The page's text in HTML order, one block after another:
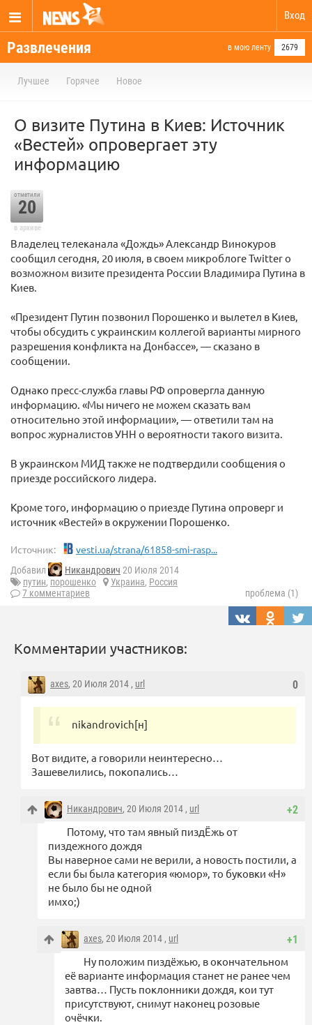
Вход
Развлечения в мою ленту 2679
Лучшее Горячее Новое
О визите Путина в Киев: Источник
«Вестей» опровергает эту
информацию
отметили
20
в архиве
Владелец телеканала «Дождь» Александр Винокуров
сообщил сегодня, 20 июля, в своем микроблоге Twitter о
возможном визите президента России Владимира Путина в
Киев.
«Президент Путин позвонил Порошенко и вылетел в Киев,
чтобы обсудить с украинским коллегой варианты мирного
разрешения конфликта на Донбассе», — сказано в
сообщении.
Однако пресс-служба главы РФ опровергла данную
информацию. «Мы ничего не можем сказать вам
относительно этой информации», — ответили там на
вопрос журналистов УНН о вероятности такого визита.
В украинском МИД также не подтвердили сообщения о
приезде российского лидера.
Кроме того, информацию о приезде Путина опроверг и
источник «Вестей» в окружении Порошенко.
Источник: vesti.ua/strana/61858-smi-rasp...
Добавил Никандрович 20 Июля 2014
путин, порошенко Украина, Россия
7 комментариев
проблема (1)
Комментарии участников:
0
axes, 20 Июля 2014 , url
nikandrovich[н]
Вот видите, а говорили неинтересно…
Зашевелились, покопались…
+2
Никандрович, 20 Июля 2014 , url
Потому, что там явный пиздЁжь от
пиздежного дождя
Вы наверное сами не верили, а новость постили, а
если бы была категория «юмор», то буковки «Н»
не было бы не одной
имхо;)
+1
axes, 20 Июля 2014 , url
Ну положим пиздёжью, в окончательном
её варианте информация станет не ранее чем
завтва… Пусть поклонники дождя, кои тут
присутствуют, снимут наконец розовые
очёчки.